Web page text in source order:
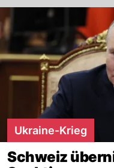
Ukraine-Krieg
Schweiz